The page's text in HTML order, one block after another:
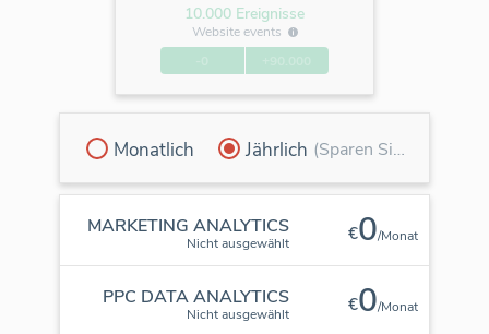
10.000 Ereignisse
Website events
Monatlich Jährlich (Sparen Sie 30 %)
MARKETING ANALYTICS
Nicht ausgewählt €0/Monat
PPC DATA ANALYTICS
Nicht ausgewählt €0/Monat